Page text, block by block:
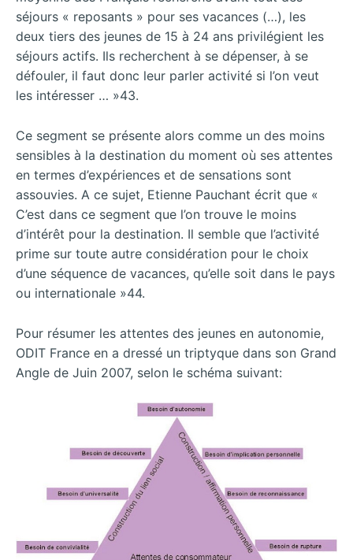
séjours « reposants » pour ses vacances (…), les
deux tiers des jeunes de 15 à 24 ans privilégient les
séjours actifs. Ils recherchent à se dépenser, à se
défouler, il faut donc leur parler activité si l’on veut
les intéresser … »43.
Ce segment se présente alors comme un des moins
sensibles à la destination du moment où ses attentes
en termes d’expériences et de sensations sont
assouvies. A ce sujet, Etienne Pauchant écrit que «
C’est dans ce segment que l’on trouve le moins
d’intérêt pour la destination. Il semble que l’activité
prime sur toute autre considération pour le choix
d’une séquence de vacances, qu’elle soit dans le pays
ou internationale »44.
Pour résumer les attentes des jeunes en autonomie,
ODIT France en a dressé un triptyque dans son Grand
Angle de Juin 2007, selon le schéma suivant: